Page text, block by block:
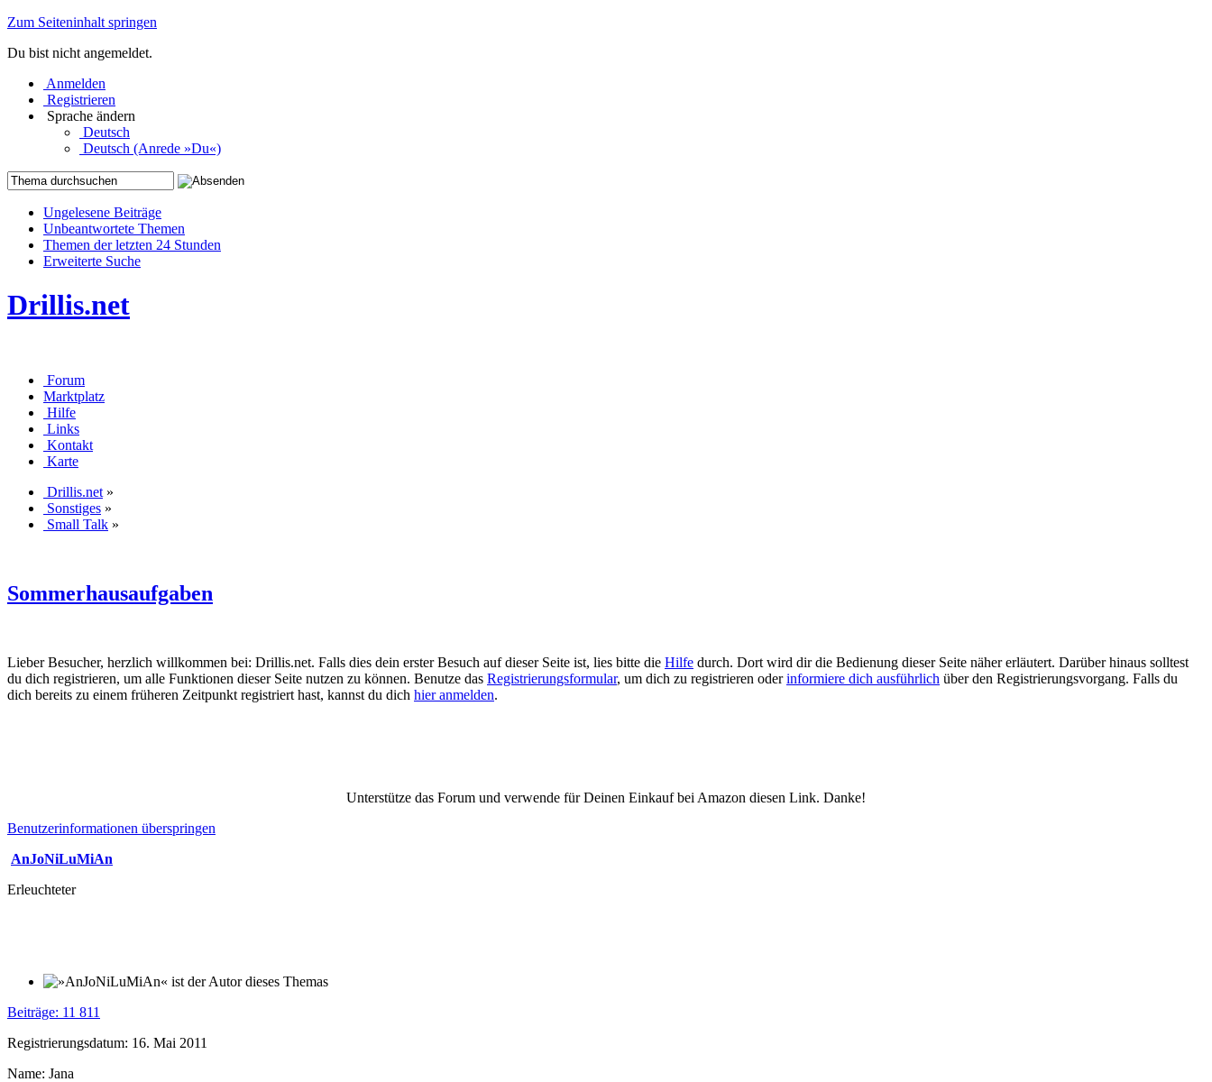
Zum Seiteninhalt springen
Du bist nicht angemeldet.
Anmelden
Registrieren
Sprache ändern
Deutsch
Deutsch (Anrede »Du«)
Ungelesene Beiträge
Unbeantwortete Themen
Themen der letzten 24 Stunden
Erweiterte Suche
Drillis.net
Forum
Marktplatz
Hilfe
Links
Kontakt
Karte
Drillis.net »
Sonstiges »
Small Talk »
Sommerhausaufgaben
Lieber Besucher, herzlich willkommen bei: Drillis.net. Falls dies dein erster Besuch auf dieser Seite ist, lies bitte die Hilfe durch. Dort wird dir die Bedienung dieser Seite näher erläutert. Darüber hinaus solltest
du dich registrieren, um alle Funktionen dieser Seite nutzen zu können. Benutze das Registrierungsformular, um dich zu registrieren oderinformiere dich ausführlich über den Registrierungsvorgang. Falls du
dich bereits zu einem früheren Zeitpunkt registriert hast, kannst du dich hier anmelden.
Unterstütze das Forum und verwende für Deinen Einkauf bei Amazon diesen Link. Danke!
Benutzerinformationen überspringen
AnJoNiLuMiAn
Erleuchteter
Beiträge: 11 811
Registrierungsdatum: 16. Mai 2011
Name: Jana